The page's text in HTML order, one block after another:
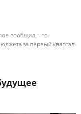
сообщил, что
за первый квартал